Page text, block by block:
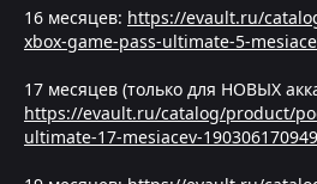
16 месяцев: https://evault.ru/
xbox-game-pass-ultimate-5-
17 месяцев (только для НОВЫХ
https://evault.ru/catalog/product/
ultimate-17-mesiacev-